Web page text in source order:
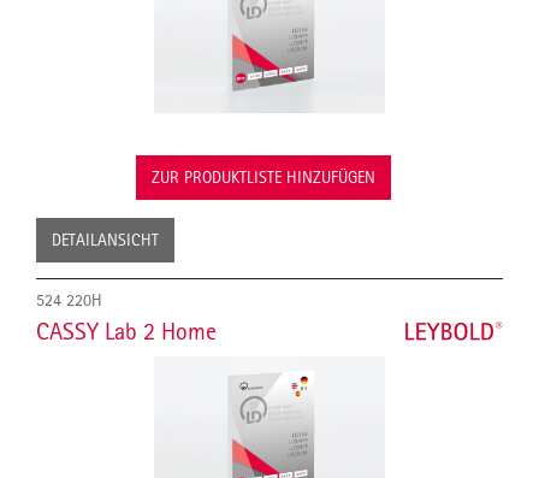
ZUR PRODUKTLISTE HINZUFÜGEN
DETAILANSICHT
524 220H
CASSY Lab 2 Home